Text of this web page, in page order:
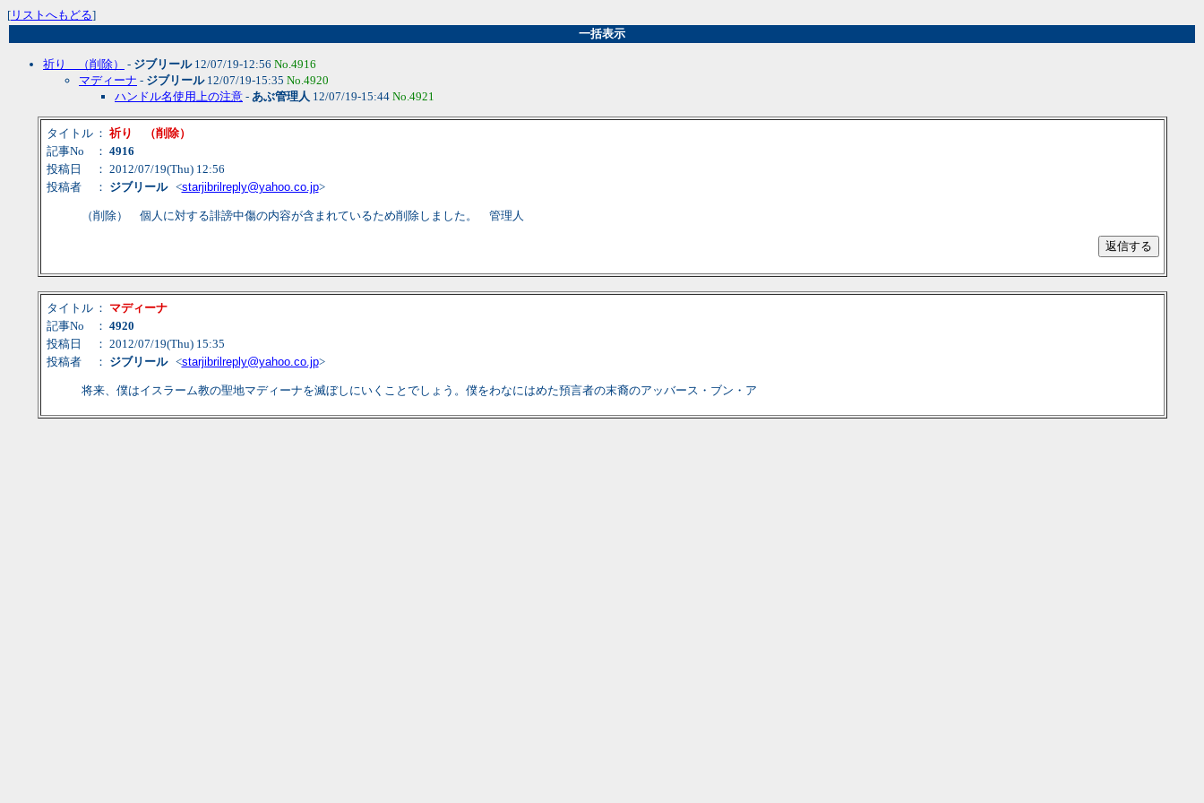
[ リストへもどる]
一括表示
祈り （削除） - ジブリール12/07/19-12:56 No.4916
マディーナ - ジブリール12/07/19-15:35 No.4920
ハンドル名使用上の注意 - あぶ管理人 12/07/19-15:44 No.4921
タイトル ： 祈り （削除）
記事No
： 4916
投稿日
： 2012/07/19(Thu) 12:56
投稿者
： ジブリール<starjibrilreply@yahoo.co.jp>
（削除） 個人に対する誹謗中傷の内容が含まれているため削除しました。 管理人
タイトル ： マディーナ
記事No
： 4920
投稿日
： 2012/07/19(Thu) 15:35
投稿者
： ジブリール<starjibrilreply@yahoo.co.jp>
将来、僕はイスラーム教の聖地マディーナを滅ぼしにいくことでしょう。僕をわなにはめた預言者の末裔のアッバース・ブン・ア